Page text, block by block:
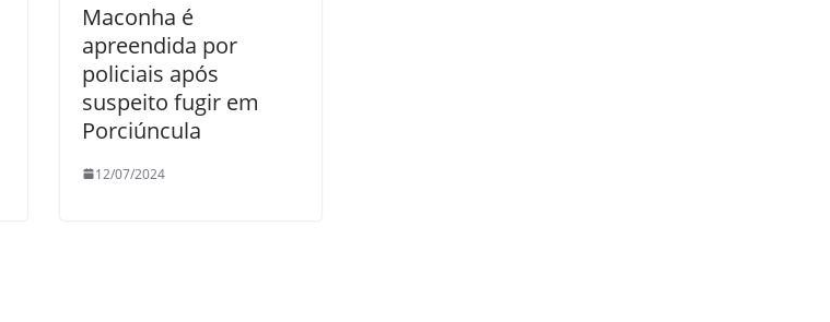
Maconha é
apreendida por
policiais após
suspeito fugir em
Porciúncula
12/07/2024